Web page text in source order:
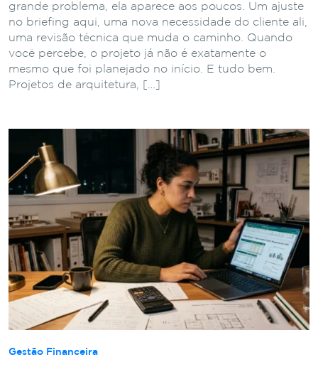
grande problema, ela aparece aos poucos. Um ajuste
no briefing aqui, uma nova necessidade do cliente ali,
uma revisão técnica que muda o caminho. Quando
você percebe, o projeto já não é exatamente o
mesmo que foi planejado no início. E tudo bem.
Projetos de arquitetura, […]
Gestão Financeira